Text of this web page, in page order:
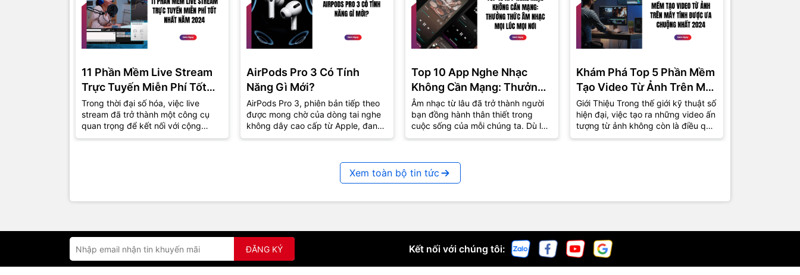
11 Phần Mềm Live Stream
Trực Tuyến Miễn Phí Tốt
Nhất Năm 2024
Trong thời đại số hóa, việc live
stream đã trở thành một công cụ
quan trọng để kết nối với cộng
đồng và khán giả. Dù bạn là một
AirPods Pro 3 Có Tính
Năng Gì Mới?
AirPods Pro 3, phiên bản tiếp theo
được mong chờ của dòng tai nghe
không dây cao cấp từ Apple, đang
thu hút sự quan tâm lớn từ cộng
Top 10 App Nghe Nhạc
Không Cần Mạng: Thưởng
Thức Âm Nhạc Mọi Nơi
Âm nhạc từ lâu đã trở thành người
bạn đồng hành thân thiết trong
cuộc sống của mỗi chúng ta. Dù là
lúc vui hay buồn, âm nhạc luôn
Khám Phá Top 5 Phần Mềm
Tạo Video Từ Ảnh Trên Máy
Tính Được Ưa Chuộng Nhất
2024
Giới Thiệu Trong thế giới kỹ thuật số
hiện đại, việc tạo ra những video ấn
tượng từ ảnh không còn là điều quá
xa lạ. Từ những bức ảnh kỷ...
Xem toàn bộ tin tức
ĐĂNG KÝ Kết nối với chúng tôi: